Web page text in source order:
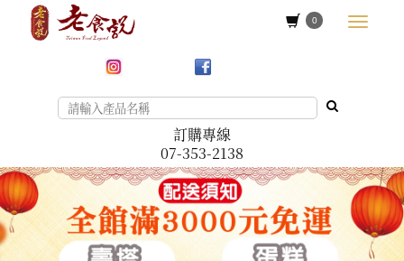
0
訂購專線
07-353-2138